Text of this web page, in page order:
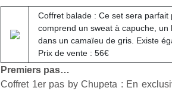
Coffret balade : Ce set sera
comprend un sweat à capuche,
dans un camaïeu de gris. Existe
Prix de vente : 56€
Premiers pas…
Coffret 1er pas by Chupeta : En